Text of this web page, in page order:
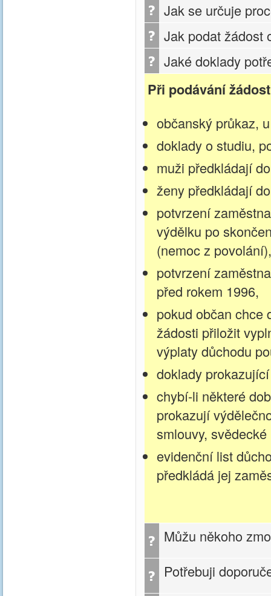
Jak se určuje
Jak podat žádost
Jaké doklady
Při podávání
občanský průkaz,
doklady o studiu,
muži předkládají
ženy předkládají
potvrzení
výdělku po
(nemoc z povolání),
potvrzení
před rokem 1996,
pokud občan chce
žádosti přiložit
výplaty důchodu
doklady
chybí-li některé
prokazují
smlouvy,
evidenční list
předkládá jej
Můžu někoho
Potřebuji